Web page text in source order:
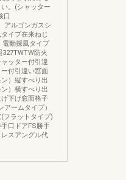
。(シャッター
口
アルゴンガスシ
イプ在来ねじ
動採風タイプ
防火
ッター付引違
付引違い窓面
）縦すべり出
）横すべり出
下げ窓面格子
ームタイプ）
フラットタイプ)
口ドアFS勝手
スアングル代